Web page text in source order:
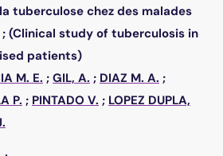
tuberculose chez des malades
(Clinical study of tuberculosis in
patients)
M. E. ; GIL, A. ; DIAZ M. A. ;
P. ; PINTADO V. ; LOPEZ DUPLA,